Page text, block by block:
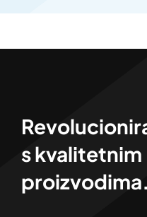
s kvalitetnim
proizvodima.